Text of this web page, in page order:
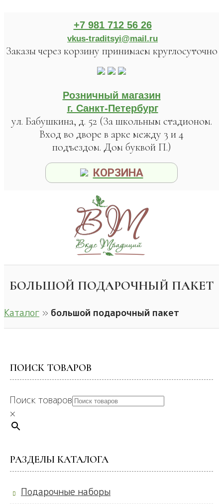
+7 981 712 56 26
vkus-traditsyi@mail.ru
Заказы через корзину принимаем круглосуточно
Розничный магазин
г. Санкт-Петербург
ул. Бабушкина, д. 52 (За школьным стадионом.
Вход во дворе в арке между 3 и 4
подъездом. Дом буквой П.)
КОРЗИНА
БОЛЬШОЙ ПОДАРОЧНЫЙ ПАКЕТ
Каталог » большой подарочный пакет
ПОИСК ТОВАРОВ
Поиск товаров
×
РАЗДЕЛЫ КАТАЛОГА
Подарочные наборы